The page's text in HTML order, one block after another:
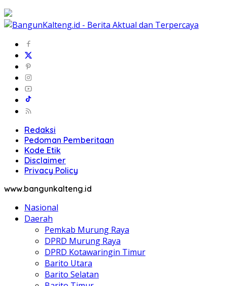
Redaksi
Pedoman Pemberitaan
Kode Etik
Disclaimer
Privacy Policy
www.bangunkalteng.id
Nasional
Daerah
Pemkab Murung Raya
DPRD Murung Raya
DPRD Kotawaringin Timur
Barito Utara
Barito Selatan